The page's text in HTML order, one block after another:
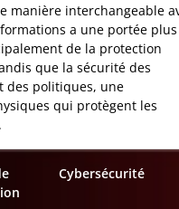
manière interchangeable
a une portée plus
de la protection
que la sécurité des
des politiques, une
qui protègent les
Cybersécurité